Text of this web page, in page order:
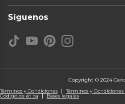
Síguenos
Copyright © 2024
Términos y Condiciones
Términos y
Código de ética Bases legales